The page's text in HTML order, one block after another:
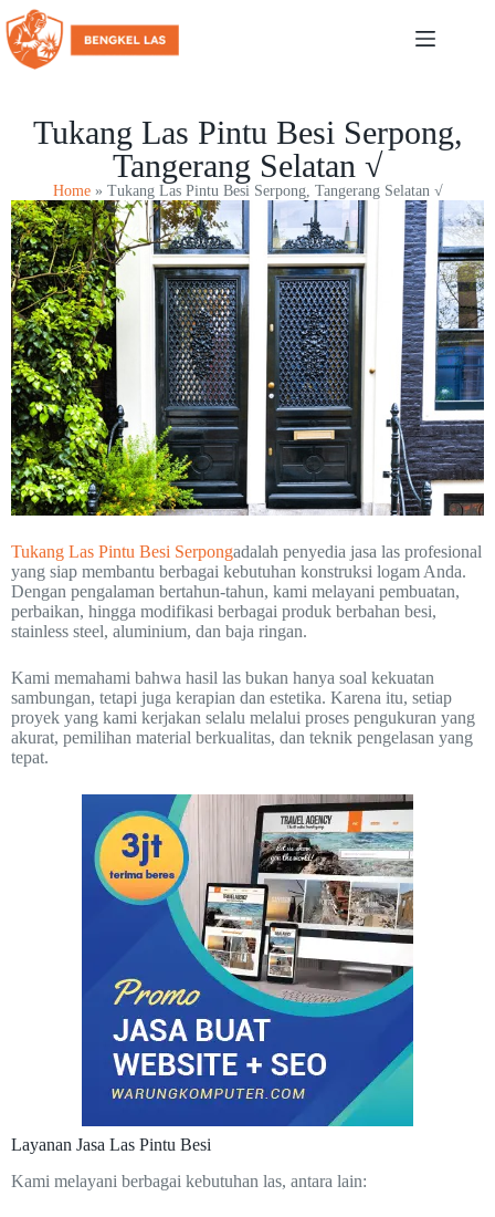
Tukang Las Pintu Besi Serpong,
Tangerang Selatan √
Home» Tukang Las Pintu Besi Serpong, Tangerang Selatan √
Tukang Las Pintu Besi Serpongadalah penyedia jasa las profesional
yang siap membantu berbagai kebutuhan konstruksi logam Anda.
Dengan pengalaman bertahun-tahun, kami melayani pembuatan,
perbaikan, hingga modifikasi berbagai produk berbahan besi,
stainless steel, aluminium, dan baja ringan.
Kami memahami bahwa hasil las bukan hanya soal kekuatan
sambungan, tetapi juga kerapian dan estetika. Karena itu, setiap
proyek yang kami kerjakan selalu melalui proses pengukuran yang
akurat, pemilihan material berkualitas, dan teknik pengelasan yang
tepat.
Layanan Jasa Las Pintu Besi
Kami melayani berbagai kebutuhan las, antara lain: